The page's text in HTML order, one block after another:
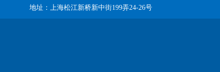
地址：上海松江新桥新中街199弄24-26号